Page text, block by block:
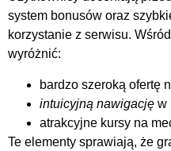
system bonusów oraz
korzystanie z serwisu.
wyróżnić:
bardzo szeroką ofertę
intuicyjną nawigację w
atrakcyjne kursy na
Te elementy sprawiają, że